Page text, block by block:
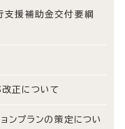
支援補助金交付要綱
正について
ョンプランの策定につい